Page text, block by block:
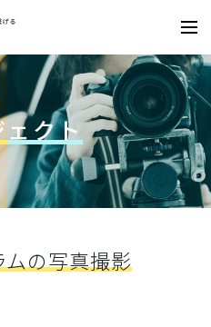
クト
の写真撮影